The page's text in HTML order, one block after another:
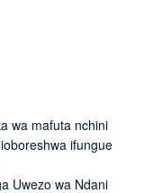
wa mafuta nchini
ifungue
Uwezo wa Ndani